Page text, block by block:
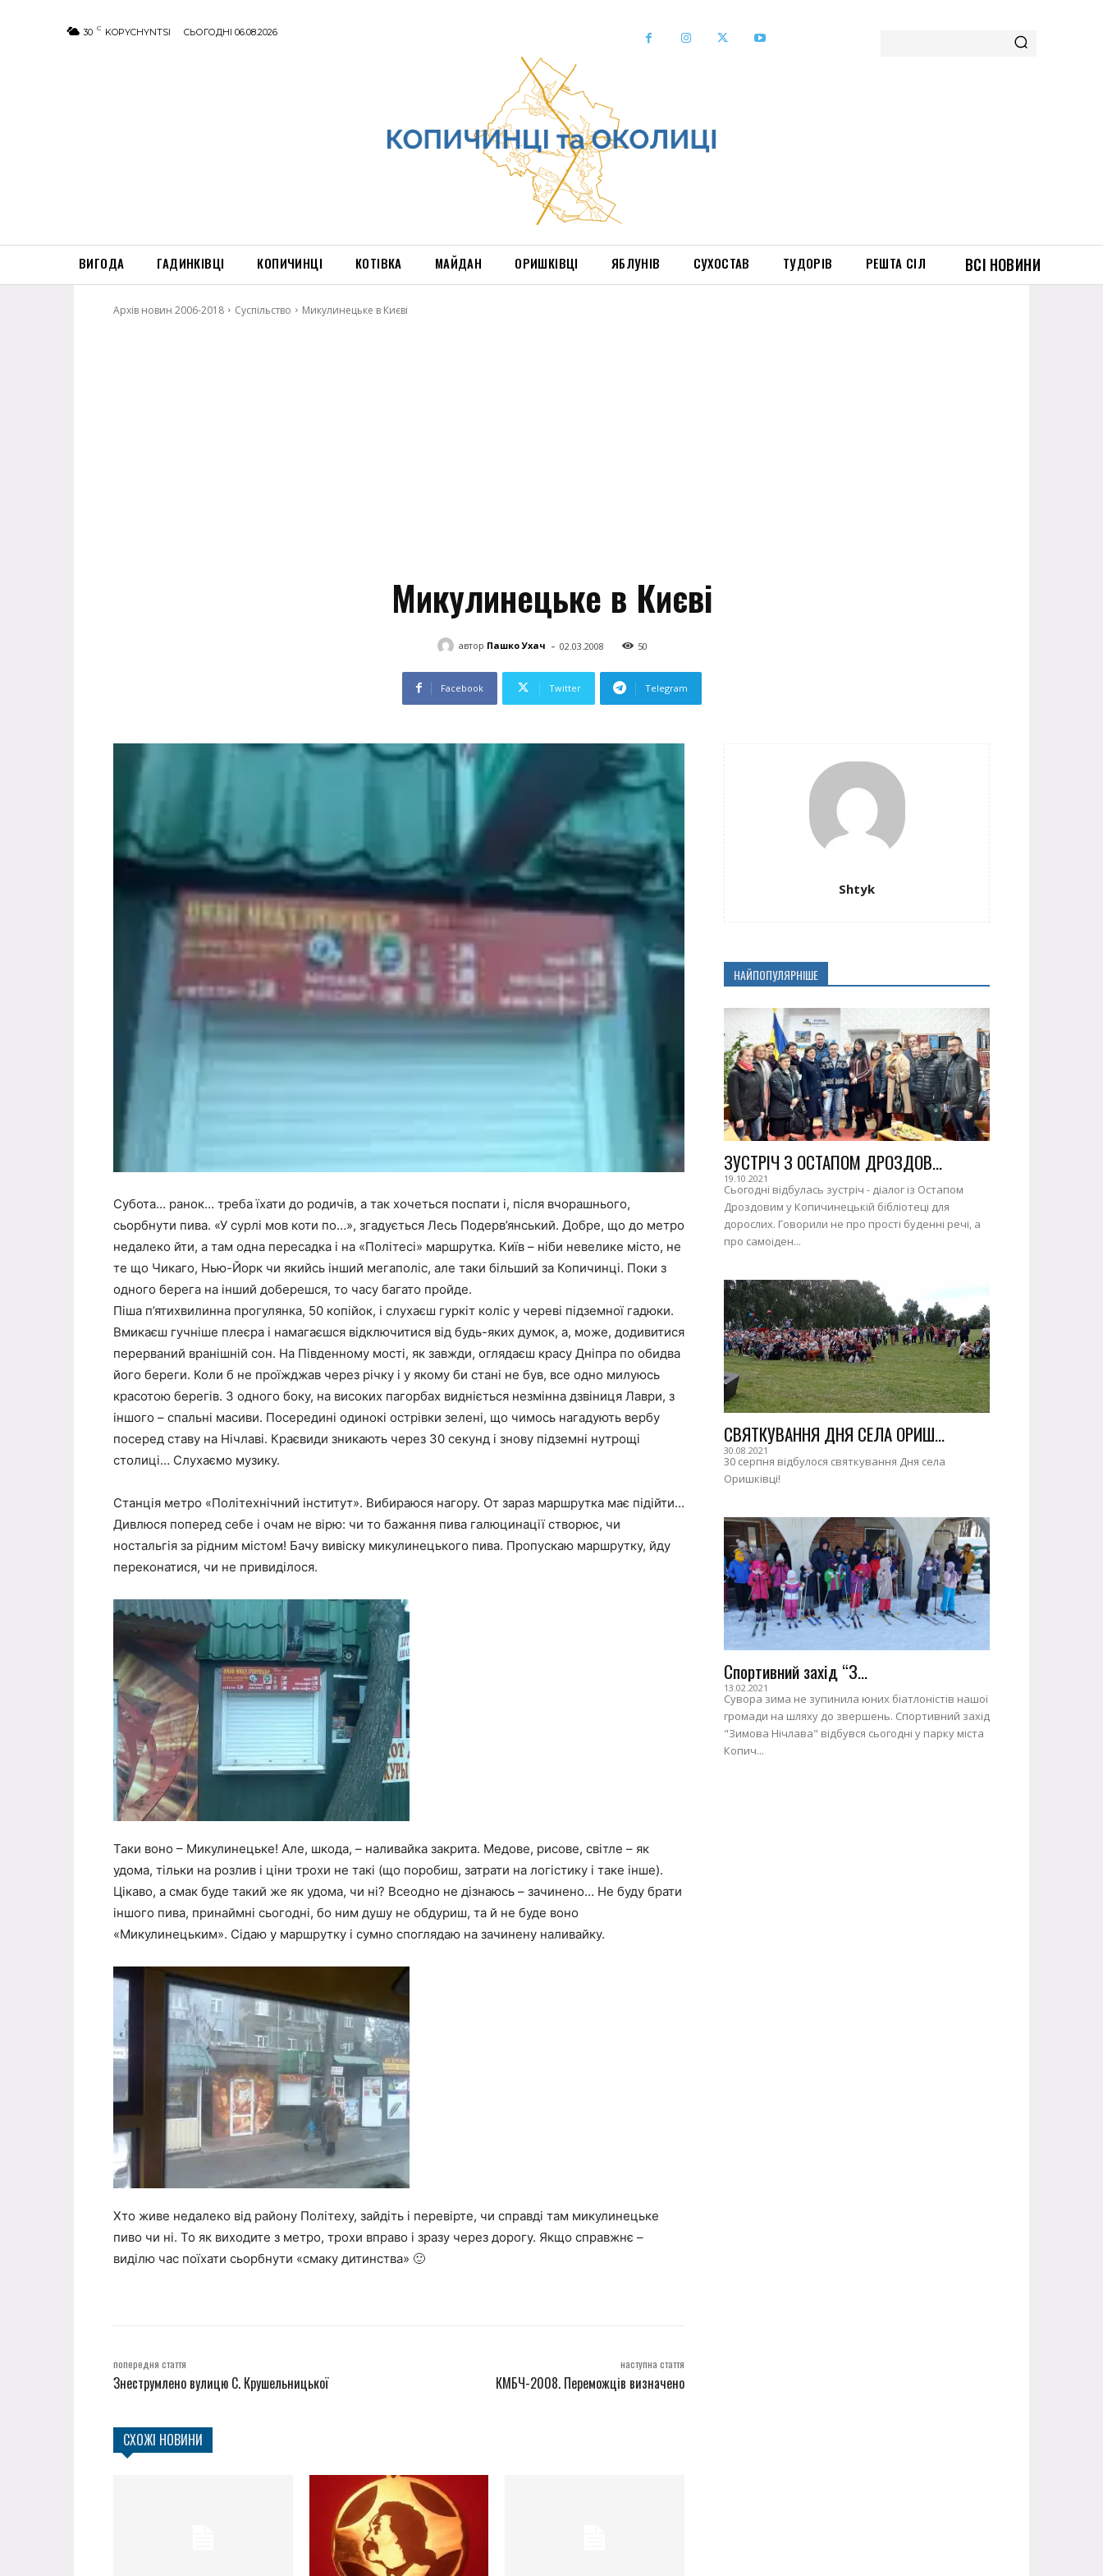
30 C KOPYCHYNTSI СЬОГОДНІ 06.08.2026
ВИГОДА ГАДИНКІВЦІ КОПИЧИНЦІ КОТІВКА МАЙДАН ОРИШКІВЦІ ЯБЛУНІВ СУХОСТАВ ТУДОРІВ РЕШТА СІЛ ВСІ НОВИНИ
Архів новин 2006-2018 Суспільство Микулинецьке в Києві
Микулинецьке в Києві
автор Пашко Ухач - 02.03.2008 50
Facebook Twitter Telegram
Субота… ранок… треба їхати до родичів, а так хочеться поспати і, після вчорашнього,
сьорбнути пива. «У сурлі мов коти по…», згадується Лесь Подерв’янський. Добре, що до метро
недалеко йти, а там одна пересадка і на «Політесі» маршрутка. Київ – ніби невелике місто, не
те що Чикаго, Нью-Йорк чи якийсь інший мегаполіс, але таки більший за Копичинці. Поки з
одного берега на інший доберешся, то часу багато пройде.
Піша п’ятихвилинна прогулянка, 50 копійок, і слухаєш гуркіт коліс у череві підземної гадюки.
Вмикаєш гучніше плеєра і намагаєшся відключитися від будь-яких думок, а, може, додивитися
перерваний вранішній сон. На Південному мості, як завжди, оглядаєш красу Дніпра по обидва
його береги. Коли б не проїжджав через річку і у якому би стані не був, все одно милуюсь
красотою берегів. З одного боку, на високих пагорбах видніється незмінна дзвіниця Лаври, з
іншого – спальні масиви. Посередині одинокі острівки зелені, що чимось нагадують вербу
посеред ставу на Нічлаві. Краєвиди зникають через 30 секунд і знову підземні нутрощі
столиці… Слухаємо музику.
Станція метро «Політехнічний інститут». Вибираюся нагору. От зараз маршрутка має підійти…
Дивлюся поперед себе і очам не вірю: чи то бажання пива галюцинації створює, чи
ностальгія за рідним містом! Бачу вивіску микулинецького пива. Пропускаю маршрутку, йду
переконатися, чи не привиділося.
Таки воно – Микулинецьке! Але, шкода, – наливайка закрита. Медове, рисове, світле – як
удома, тільки на розлив і ціни трохи не такі (що поробиш, затрати на логістику і таке інше).
Цікаво, а смак буде такий же як удома, чи ні? Всеодно не дізнаюсь – зачинено… Не буду брати
іншого пива, принаймні сьогодні, бо ним душу не обдуриш, та й не буде воно
«Микулинецьким». Сідаю у маршрутку і сумно споглядаю на зачинену наливайку.
Хто живе недалеко від району Політеху, зайдіть і перевірте, чи справді там микулинецьке
пиво чи ні. То як виходите з метро, трохи вправо і зразу через дорогу. Якщо справжнє –
виділю час поїхати сьорбнути «смаку дитинства» 🙂
попередня стаття
Знеструмлено вулицю С. Крушельницької
наступна стаття
КМБЧ-2008. Переможців визначено
СХОЖІ НОВИНИ
Shtyk
НАЙПОПУЛЯРНІШЕ
ЗУСТРІЧ З ОСТАПОМ ДРОЗДОВ...
19.10.2021
Сьогодні відбулась зустріч - діалог із Остапом
Дроздовим у Копичинецькій бібліотеці для
дорослих. Говорили не про прості буденні речі, а
про самоіден...
СВЯТКУВАННЯ ДНЯ СЕЛА ОРИШ...
30.08.2021
30 серпня відбулося святкування Дня села
Оришківці!
Спортивний захід “З...
13.02.2021
Сувора зима не зупинила юних біатлоністів нашої
громади на шляху до звершень. Спортивний захід
"Зимова Нічлава" відбувся сьогодні у парку міста
Копич...